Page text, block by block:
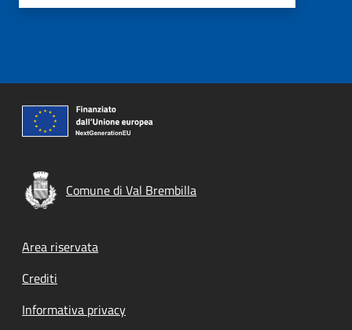
Comune di Val Brembilla
Footer menu
Area riservata
Crediti
Informativa privacy